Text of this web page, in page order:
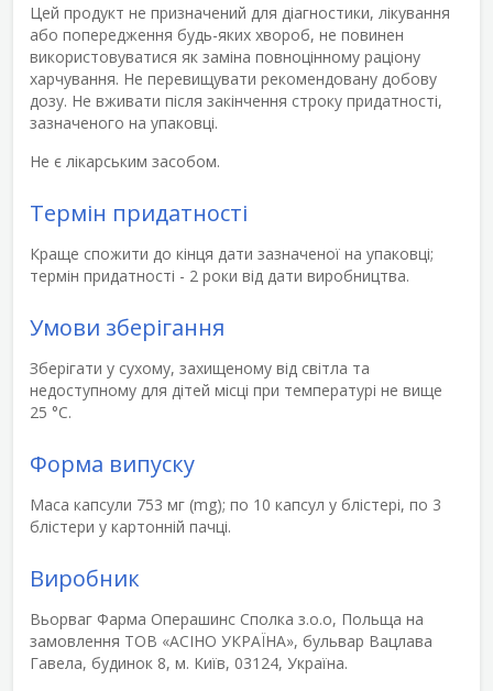
Цей продукт не призначений для діагностики, лікування
або попередження будь-яких хвороб, не повинен
використовуватися як заміна повноцінному раціону
харчування. Не перевищувати рекомендовану добову
дозу. Не вживати після закінчення строку придатності,
зазначеного на упаковці.
Не є лікарським засобом.
Термін придатності
Краще спожити до кінця дати зазначеної на упаковці;
термін придатності - 2 роки від дати виробництва.
Умови зберігання
Зберігати у сухому, захищеному від світла та
недоступному для дітей місці при температурі не вище
25 °С.
Форма випуску
Маса капсули 753 мг (mg); по 10 капсул у блістері, по 3
блістери у картонній пачці.
Виробник
Вьорваг Фарма Операшинс Сполка з.о.о, Польща на
замовлення ТОВ «АСІНО УКРАЇНА», бульвар Вацлава
Гавела, будинок 8, м. Київ, 03124, Україна.